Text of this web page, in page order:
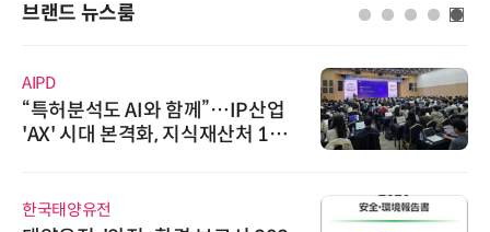
브랜드 뉴스룸
AIPD
“특허분석도 AI와 함께”…IP산업
'AX' 시대 본격화, 지식재산처 1호
한국태양유전